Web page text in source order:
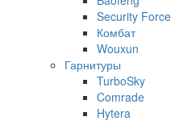
Security Force
Комбат
Wouxun
Гарнитуры
TurboSky
Comrade
Hytera